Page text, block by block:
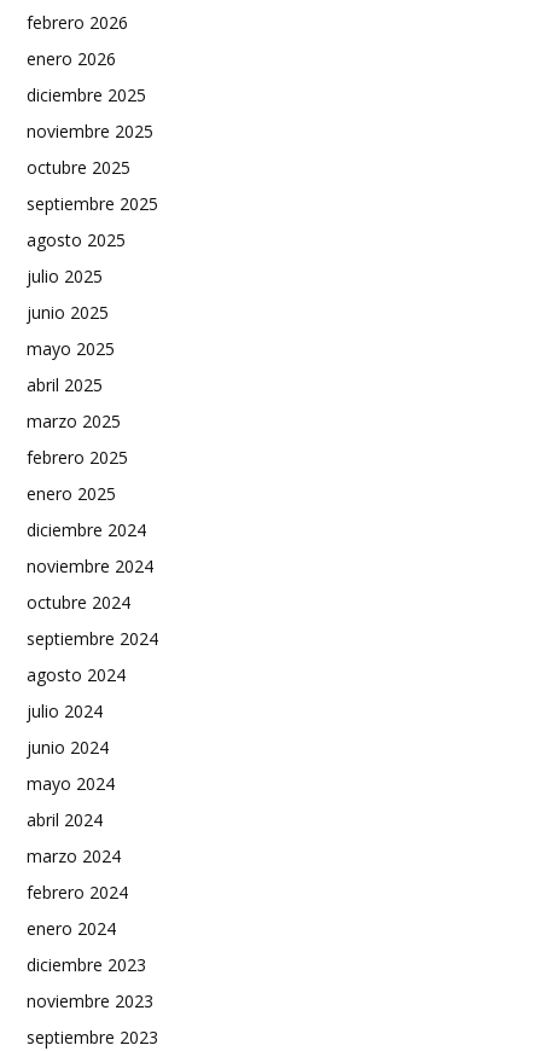
febrero 2026
enero 2026
diciembre 2025
noviembre 2025
octubre 2025
septiembre 2025
agosto 2025
julio 2025
junio 2025
mayo 2025
abril 2025
marzo 2025
febrero 2025
enero 2025
diciembre 2024
noviembre 2024
octubre 2024
septiembre 2024
agosto 2024
julio 2024
junio 2024
mayo 2024
abril 2024
marzo 2024
febrero 2024
enero 2024
diciembre 2023
noviembre 2023
septiembre 2023